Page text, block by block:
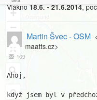
+
−
Vlákno 18.6. - 21.6.2014,
Martin Švec - OSM
maatts.cz>
109
Ahoj,
když jsem byl v